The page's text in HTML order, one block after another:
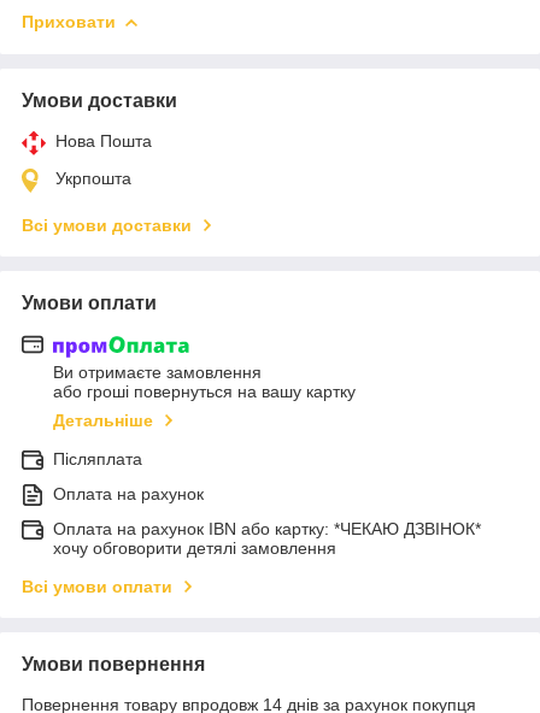
Приховати
Умови доставки
Нова Пошта
Укрпошта
Всі умови доставки
Умови оплати
Ви отримаєте замовлення
або гроші повернуться на вашу картку
Детальніше
Післяплата
Оплата на рахунок
Оплата на рахунок IBN або картку: *ЧЕКАЮ ДЗВІНОК*
хочу обговорити детялі замовлення
Всі умови оплати
Умови повернення
Повернення товару впродовж 14 днів за рахунок покупця